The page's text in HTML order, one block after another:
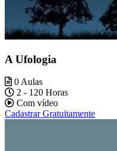
A Ufologia
0 Aulas
2 - 120 Horas
Com vídeo
Cadastrar Gratuitamente